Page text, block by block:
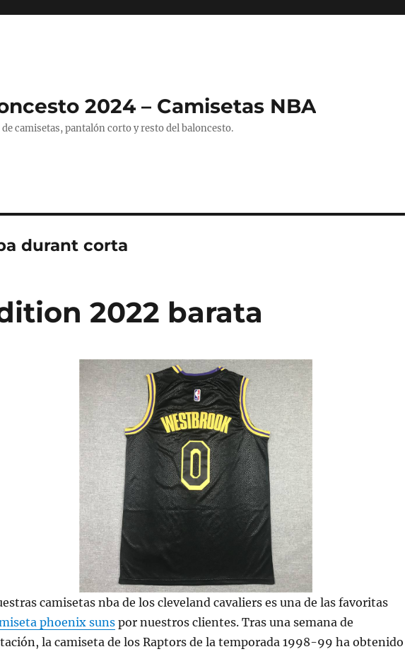
2024 – Camisetas NBA
camisetas, pantalón corto y resto del baloncesto.
durant corta
2022 barata
camisetas nba de los cleveland cavaliers es una de las favoritas
phoenix sunspor nuestros clientes. Tras una semana de
la camiseta de los Raptors de la temporada 1998-99 ha obtenido